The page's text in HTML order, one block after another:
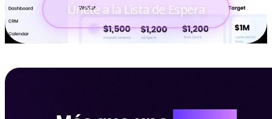
Únete a la Lista de Espera